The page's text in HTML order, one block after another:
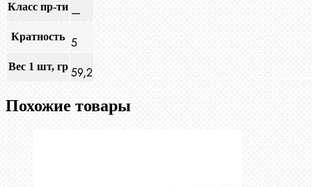
Класс пр-ти —
Кратность 5
Вес 1 шт, гр 59,2
Похожие товары